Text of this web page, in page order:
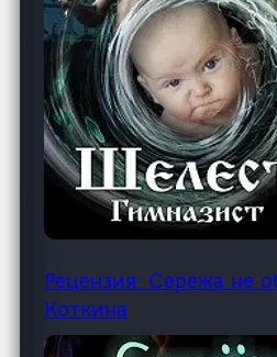
Рецензия: Сережа не
Коткина